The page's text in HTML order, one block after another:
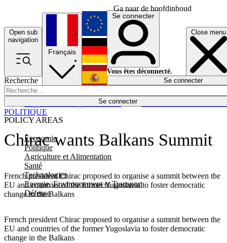
Ga naar de hoofdinhoud
Open sub
navigation
Close menu
Recherche
Se connecter
POLICY AREAS
Economie
Politique
Agriculture et Alimentation
Santé
Technologies
Energie, Environnement et Transport
Défense
Économie
Français
English
Deutsch
Español
Se connecter
Vous êtes déconnecté.
Se connecter
Chirac wants Balkans Summit
French president Chirac proposed to organise a summit between the
EU and countries of the former Yugoslavia to foster democratic
change in the Balkans
POLITIQUE
French president Chirac proposed to organise a summit between the
EU and countries of the former Yugoslavia to foster democratic
change in the Balkans